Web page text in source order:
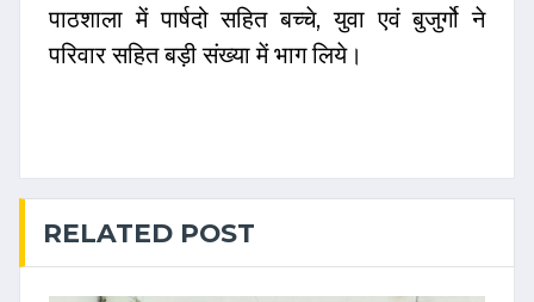
पाठशाला में पार्षदो सहित बच्चे, युवा एवं बुजुर्गो ने
परिवार सहित बड़ी संख्या में भाग लिये।
RELATED POST